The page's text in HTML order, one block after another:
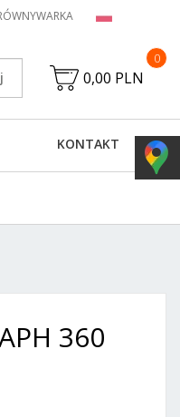
0,00 PLN
0
KONTAKT
360